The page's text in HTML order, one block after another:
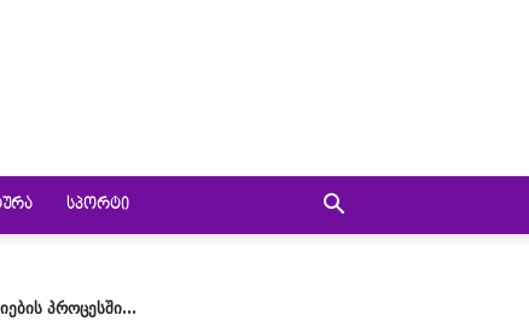
ᲡᲞᲝᲠᲢᲘ
პროცესში...